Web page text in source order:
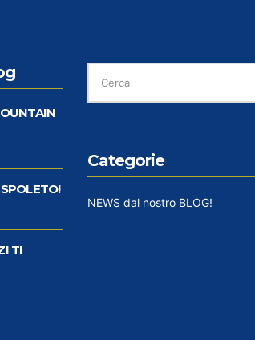
TI
CERCA
PER:
Categorie
NEWS dal nostro BLOG!